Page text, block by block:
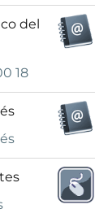
del
18